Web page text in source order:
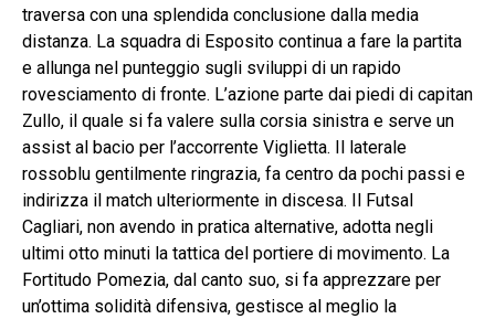
traversa con una splendida conclusione dalla media
distanza. La squadra di Esposito continua a fare la partita
e allunga nel punteggio sugli sviluppi di un rapido
rovesciamento di fronte. L’azione parte dai piedi di capitan
Zullo, il quale si fa valere sulla corsia sinistra e serve un
assist al bacio per l’accorrente Viglietta. Il laterale
rossoblu gentilmente ringrazia, fa centro da pochi passi e
indirizza il match ulteriormente in discesa. Il Futsal
Cagliari, non avendo in pratica alternative, adotta negli
ultimi otto minuti la tattica del portiere di movimento. La
Fortitudo Pomezia, dal canto suo, si fa apprezzare per
un’ottima solidità difensiva, gestisce al meglio la